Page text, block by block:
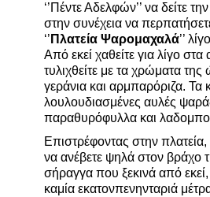
‘’Πέντε Αδελφών’’ να δείτε
στην συνέχεια να
‘’ Πλατεία Ψαρομαχαλά’’
Από εκεί χαθείτε για λίγο
τυλιχθείτε με τα χρώματα
γεράνια και αρμπαρόριζα. Τα
λουλουδιασμένες αυλές
παραθυρόφυλλα και
Επιστρέφοντας στην
να ανέβετε ψηλά στον βράχο
σήραγγα που ξεκινά από
καμία εκατονπενηνταριά